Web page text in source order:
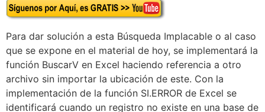
Para dar solución a esta Búsqueda Implacable o al caso
que se expone en el material de hoy, se implementará la
función BuscarV en Excel haciendo referencia a otro
archivo sin importar la ubicación de este. Con la
implementación de la función SI.ERROR de Excel se
identificará cuando un registro no existe en una base de